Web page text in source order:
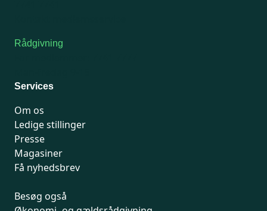
Rådgivning
Services
Om os
Ledige stillinger
Presse
Magasiner
Få nyhedsbrev
Besøg også